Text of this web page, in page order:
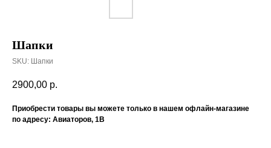
Шапки
SKU: Шапки
2900,00 р.
Приобрести товары вы можете только в нашем офлайн-магазине
по адресу: Авиаторов, 1В